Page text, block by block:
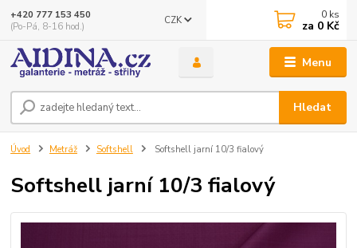
Menu
CZK
Hledat
+420 777 153 450
(Po-Pá, 8-16 hod.)
0 ks
za 0 Kč
Úvod Metráž Softshell Softshell jarní 10/3 fialový
Softshell jarní 10/3 fialový